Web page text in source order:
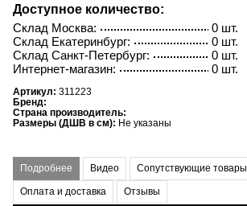
Доступное количество:
0 шт.
Склад Москва:
0 шт.
Склад Екатеринбург:
0 шт.
Склад Санкт-Петербург:
0 шт.
Интернет-магазин:
Артикул: 311223
Бренд:
Страна производитель:
Размеры (ДШВ в см): Не указаны
Подробнее Видео Сопутствующие товары
Оплата и доставка Отзывы